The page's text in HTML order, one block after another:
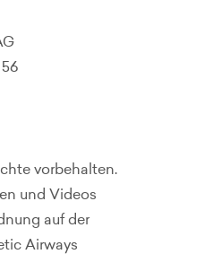
vorbehalten.
und Videos
auf der
Airways